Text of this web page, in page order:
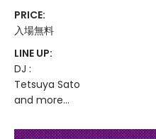
PRICE:
入場無料
LINE UP:
DJ :
Tetsuya Sato
and more...